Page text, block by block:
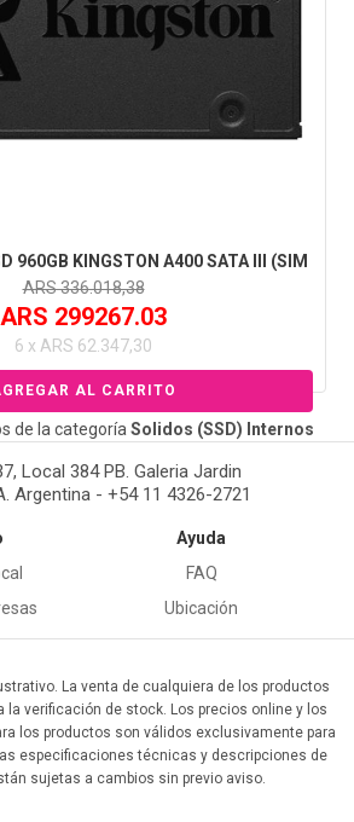
960GB KINGSTON A400 SATA III (SIM
ARS 336.018,38
ARS 299267.03
6 x ARS 62.347,30
de la categoríaSolidos (SSD) Internos
Local 384 PB. Galeria Jardin
Argentina - +54 11 4326-2721
Ayuda
FAQ
Ubicación
La venta de cualquiera de los productos
la verificación de stock. Los precios online y los
los productos son válidos exclusivamente para
especificaciones técnicas y descripciones de
sujetas a cambios sin previo aviso.